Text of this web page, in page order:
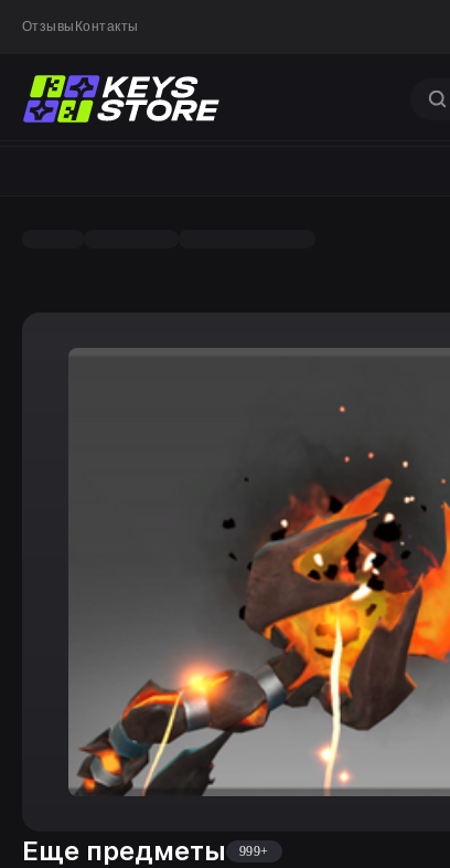
Отзывы Контакты
Еще предметы 999+